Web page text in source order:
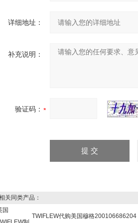
详细地址：
补充说明：
验证码：
同类产品：
国
TWIFLEW代购美国穆格200106686204